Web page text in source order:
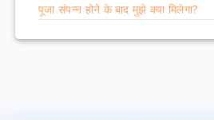
पूजा संपन्न होने के बाद मुझे क्या मिलेगा?